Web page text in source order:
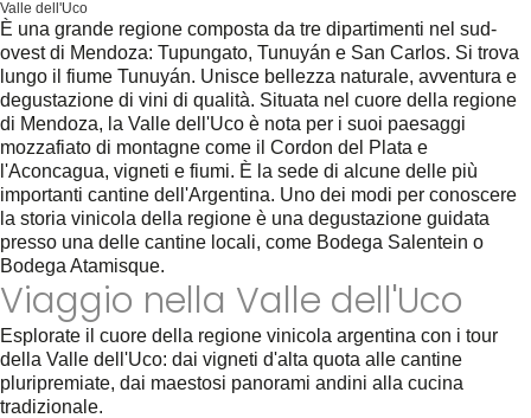
Valle dell'Uco
È una grande regione composta da tre dipartimenti nel sud-
ovest di Mendoza: Tupungato, Tunuyán e San Carlos. Si trova
lungo il fiume Tunuyán. Unisce bellezza naturale, avventura e
degustazione di vini di qualità. Situata nel cuore della regione
di Mendoza, la Valle dell'Uco è nota per i suoi paesaggi
mozzafiato di montagne come il Cordon del Plata e
l'Aconcagua, vigneti e fiumi. È la sede di alcune delle più
importanti cantine dell'Argentina. Uno dei modi per conoscere
la storia vinicola della regione è una degustazione guidata
presso una delle cantine locali, come Bodega Salentein o
Bodega Atamisque.
Viaggio nella Valle dell'Uco
Esplorate il cuore della regione vinicola argentina con i tour
della Valle dell'Uco: dai vigneti d'alta quota alle cantine
pluripremiate, dai maestosi panorami andini alla cucina
tradizionale.